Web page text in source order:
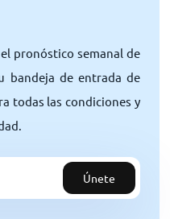
pronóstico semanal de
bandeja de entrada de
todas las condiciones y
Únete